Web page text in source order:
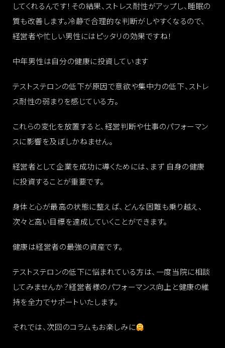
してくれるんです！その結果、ストレス耐性がアップし、睡眠の
質も改善します。冷静で合理的な判断がしやすくなるので、
経営者や忙しい男性にはピッタリの効果ですね！
中年男性は自分の健康に投資しています
テストステロンの低下が原因で意欲や集中力の低下、ストレ
ス耐性の弱まりを感じている方。
これらの変化を放置すると、経営判断や仕事のパフォーマン
スに影響を及ぼしかねません。
経営者として企業を成功に導くためには、まず 自身の健康
に投資することが重要です。
身体と心が最高の状態に整えば、どんな困難も乗り越え、
次々と高い目標を達成していくことができます。
健康は経営者の最強の資産です。
テストステロンの低下に悩まれている方は、一度当院に相談
してみませんか？経営者様のパフォーマンス向上と健康の維
持を全力でサポートいたします。
それでは、次回のコラムもお楽しみに